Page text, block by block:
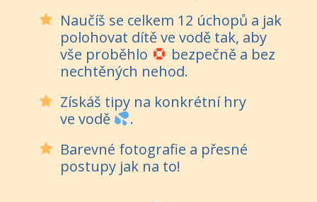
Naučíš se celkem 12 úchopů a jak
polohovat dítě ve vodě tak, aby
vše proběhlo
bezpečně a bez
nechtěných nehod.
Získáš tipy na konkrétní hry
ve vodě
.
Barevné fotografie a přesné
postupy jak na to!